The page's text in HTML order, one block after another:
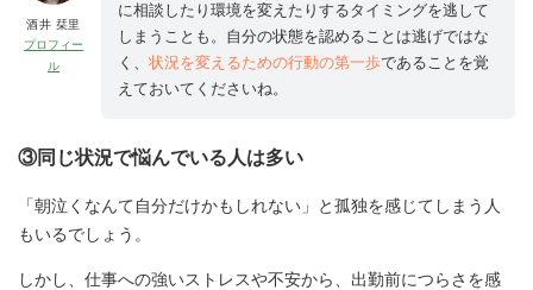
酒井 栞里
プロフィー
ル
に相談したり環境を変えたりするタイミングを逃して
しまうことも。自分の状態を認めることは逃げではな
く、 状況を変えるための行動の第一歩であることを覚
えておいてくださいね。
③同じ状況で悩んでいる人は多い
「朝泣くなんて自分だけかもしれない」と孤独を感じてしまう人
もいるでしょう。
しかし、仕事への強いストレスや不安から、出勤前につらさを感